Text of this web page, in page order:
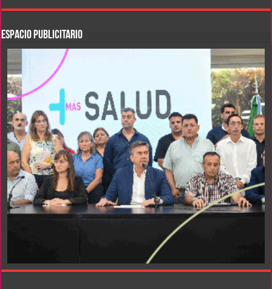
ESPACIO PUBLICITARIO